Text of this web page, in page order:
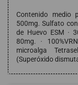
Contenido medio
500mg. Sulfato
de Huevo ESM ·
80mg. ·
microalga
(Superóxido